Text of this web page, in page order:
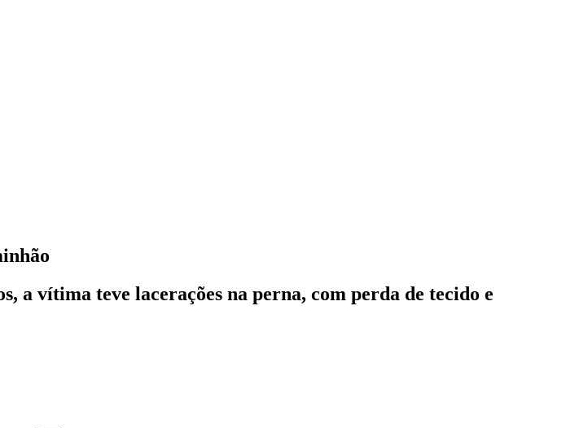
a vítima teve lacerações na perna, com perda de tecido e